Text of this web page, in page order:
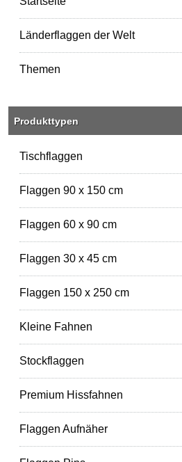
Länderflaggen der Welt
Themen
Produkttypen
Tischflaggen
Flaggen 90 x 150 cm
Flaggen 60 x 90 cm
Flaggen 30 x 45 cm
Flaggen 150 x 250 cm
Kleine Fahnen
Stockflaggen
Premium Hissfahnen
Flaggen Aufnäher